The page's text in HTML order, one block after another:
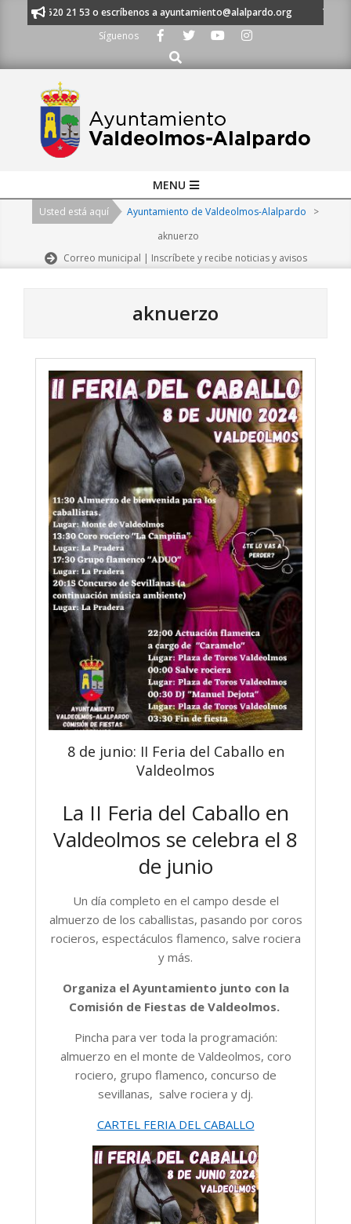
al 91 620 21 53 o escríbenos a ayuntamiento@alalpardo.org
TE
Síguenos
Buscar
Navigation
MENU
Usted está aquí Ayuntamiento de Valdeolmos-Alalpardo
>
aknuerzo
Correo municipal | Inscríbete y recibe noticias y avisos
aknuerzo
8 de junio: II Feria del Caballo en
Valdeolmos
La II Feria del Caballo en
Valdeolmos se celebra el 8
de junio
Un día completo en el campo desde el
almuerzo de los caballistas, pasando por coros
rocieros, espectáculos flamenco, salve rociera
y más.
Organiza el Ayuntamiento junto con la
Comisión de Fiestas de Valdeolmos.
Pincha para ver toda la programación:
almuerzo en el monte de Valdeolmos, coro
rociero, grupo flamenco, concurso de
sevillanas, salve rociera y dj.
CARTEL FERIA DEL CABALLO